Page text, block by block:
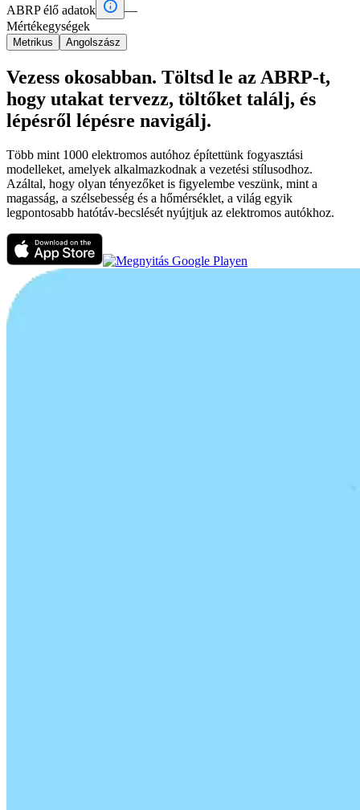
ABRP élő adatok  —
Mértékegységek
Metrikus Angolszász
Vezess okosabban. Töltsd le az ABRP-t,
hogy utakat tervezz, töltőket találj, és
lépésről lépésre navigálj.
Több mint 1000 elektromos autóhoz építettünk fogyasztási
modelleket, amelyek alkalmazkodnak a vezetési stílusodhoz.
Azáltal, hogy olyan tényezőket is figyelembe veszünk, mint a
magasság, a szélsebesség és a hőmérséklet, a világ egyik
legpontosabb hatótáv-becslését nyújtjuk az elektromos autókhoz.